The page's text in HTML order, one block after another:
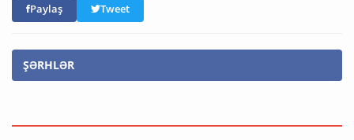
Paylaş Tweet
ŞƏRHLƏR